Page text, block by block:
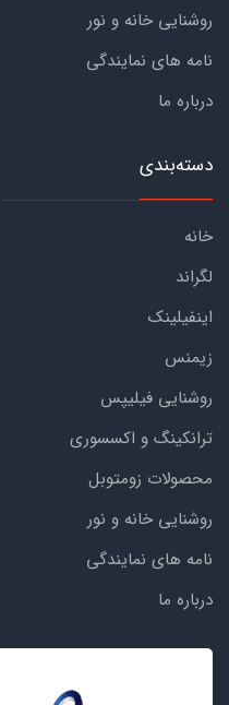
روشنایی خانه و نور
نامه های نمایندگی
درباره ما
دسته‌بندی
خانه
لگراند
اینفیلینک
زیمنس
روشنایی فیلیپس
ترانکینگ و اکسسوری
محصولات زومتوبل
روشنایی خانه و نور
نامه های نمایندگی
درباره ما